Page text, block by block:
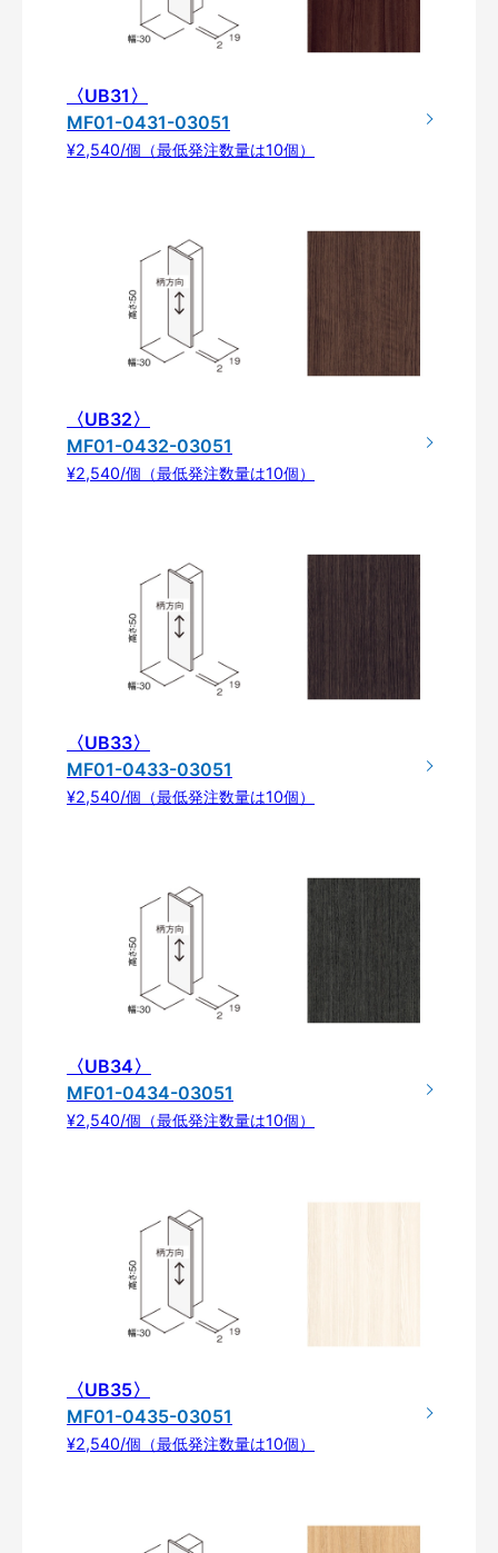
〈UB31〉
MF01-0431-03051
¥2,540/個（最低発注数量は10個）
〈UB32〉
MF01-0432-03051
¥2,540/個（最低発注数量は10個）
〈UB33〉
MF01-0433-03051
¥2,540/個（最低発注数量は10個）
〈UB34〉
MF01-0434-03051
¥2,540/個（最低発注数量は10個）
〈UB35〉
MF01-0435-03051
¥2,540/個（最低発注数量は10個）